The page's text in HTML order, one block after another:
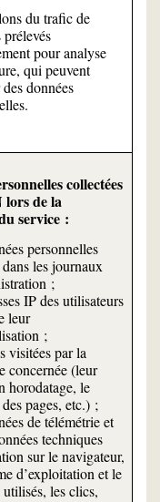
du trafic de
prélevés
pour analyse
qui peuvent
données
collectées
de la
service :
personnelles
les journaux
;
IP des utilisateurs
leur
;
visitées par la
concernée (leur
horodatage, le
pages, etc.) ;
de télémétrie et
techniques
sur le navigateur,
d’exploitation et le
les clics,